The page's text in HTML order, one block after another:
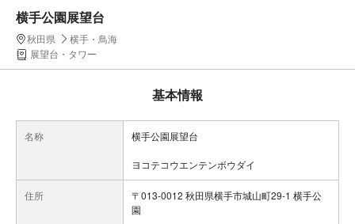
横手公園展望台
秋田県
横手・鳥海
展望台・タワー
基本情報
名称 横手公園展望台
ヨコテコウエンテンボウダイ
住所
〒013-0012 秋田県横手市城山町29-1 横手公
園